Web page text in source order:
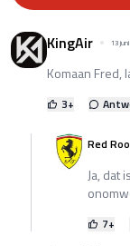
KingAir 13
Komaan Fred,
3+
Red
Ja, dat
7+